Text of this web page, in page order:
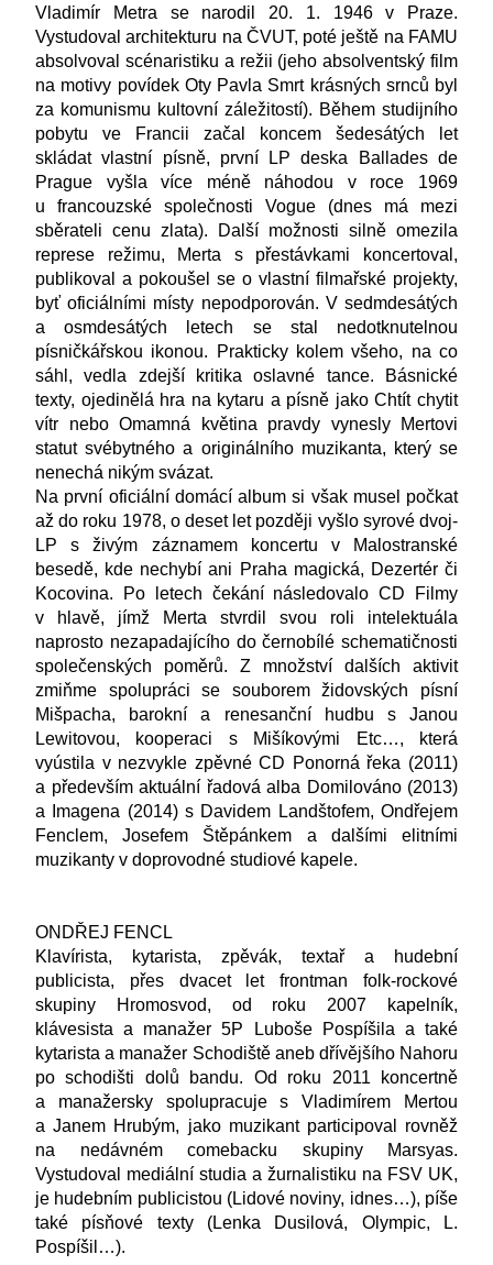
Vladimír Metra se narodil 20. 1. 1946 v Praze.
Vystudoval architekturu na ČVUT, poté ještě na FAMU
absolvoval scénaristiku a režii (jeho absolventský film
na motivy povídek Oty Pavla Smrt krásných srnců byl
za komunismu kultovní záležitostí). Během studijního
pobytu ve Francii začal koncem šedesátých let
skládat vlastní písně, první LP deska Ballades de
Prague vyšla více méně náhodou v roce 1969
u francouzské společnosti Vogue (dnes má mezi
sběrateli cenu zlata). Další možnosti silně omezila
represe režimu, Merta s přestávkami koncertoval,
publikoval a pokoušel se o vlastní filmařské projekty,
byť oficiálními místy nepodporován. V sedmdesátých
a osmdesátých letech se stal nedotknutelnou
písničkářskou ikonou. Prakticky kolem všeho, na co
sáhl, vedla zdejší kritika oslavné tance. Básnické
texty, ojedinělá hra na kytaru a písně jako Chtít chytit
vítr nebo Omamná květina pravdy vynesly Mertovi
statut svébytného a originálního muzikanta, který se
nenechá nikým svázat.
Na první oficiální domácí album si však musel počkat
až do roku 1978, o deset let později vyšlo syrové dvoj-
LP s živým záznamem koncertu v Malostranské
besedě, kde nechybí ani Praha magická, Dezertér či
Kocovina. Po letech čekání následovalo CD Filmy
v hlavě, jímž Merta stvrdil svou roli intelektuála
naprosto nezapadajícího do černobílé schematičnosti
společenských poměrů. Z množství dalších aktivit
zmiňme spolupráci se souborem židovských písní
Mišpacha, barokní a renesanční hudbu s Janou
Lewitovou, kooperaci s Mišíkovými Etc…, která
vyústila v nezvykle zpěvné CD Ponorná řeka (2011)
a především aktuální řadová alba Domilováno (2013)
a Imagena (2014) s Davidem Landštofem, Ondřejem
Fenclem, Josefem Štěpánkem a dalšími elitními
muzikanty v doprovodné studiové kapele.
ONDŘEJ FENCL
Klavírista, kytarista, zpěvák, textař a hudební
publicista, přes dvacet let frontman folk-rockové
skupiny Hromosvod, od roku 2007 kapelník,
klávesista a manažer 5P Luboše Pospíšila a také
kytarista a manažer Schodiště aneb dřívějšího Nahoru
po schodišti dolů bandu. Od roku 2011 koncertně
a manažersky spolupracuje s Vladimírem Mertou
a Janem Hrubým, jako muzikant participoval rovněž
na nedávném comebacku skupiny Marsyas.
Vystudoval mediální studia a žurnalistiku na FSV UK,
je hudebním publicistou (Lidové noviny, idnes…), píše
také písňové texty (Lenka Dusilová, Olympic, L.
Pospíšil…).